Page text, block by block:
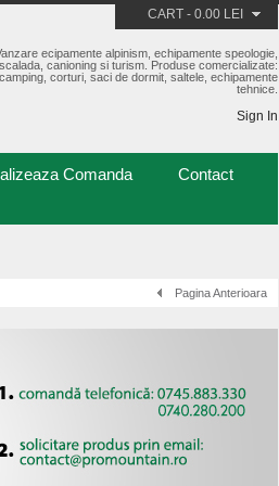
CART - 0.00 LEI
ecipamente alpinism, echipamente speologie,
canioning si turism. Produse comercializate:
camping, corturi, saci de dormit, saltele, echipamente
tehnice.
Sign In
Comanda Contact
Pagina Anterioara